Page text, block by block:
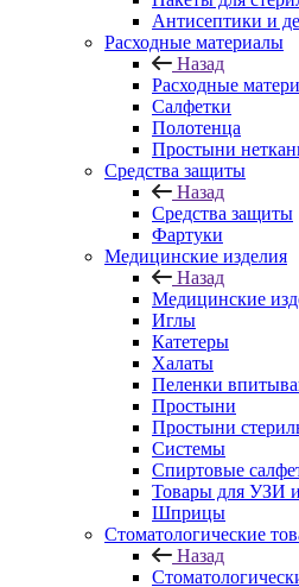
Антисептики и
Расходные материалы
Назад
Расходные
Салфетки
Полотенца
Простыни
Средства защиты
Назад
Средства защиты
Фартуки
Медицинские изделия
Назад
Медицинские
Иглы
Катетеры
Халаты
Пеленки
Простыни
Простыни
Системы
Спиртовые
Товары для УЗИ
Шприцы
Стоматологические
Назад